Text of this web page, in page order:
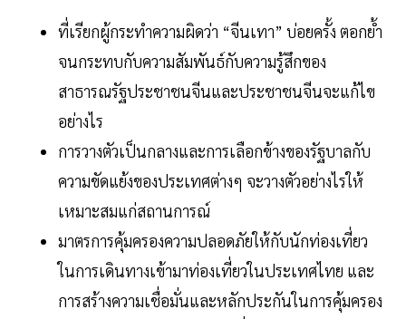
ที่เรียกผู้กระทำความผิดว่า “จีนเทา” บ่อยครั้ง ตอกย้ำ
จนกระทบกับความสัมพันธ์กับความรู้สึกของ
สาธารณรัฐประชาชนจีนและประชาชนจีนจะแก้ไข
อย่างไร
การวางตัวเป็นกลางและการเลือกข้างของรัฐบาลกับ
ความขัดแย้งของประเทศต่างๆ จะวางตัวอย่างไรให้
เหมาะสมแก่สถานการณ์
มาตรการคุ้มครองความปลอดภัยให้กับนักท่องเที่ยว
ในการเดินทางเข้ามาท่องเที่ยวในประเทศไทย และ
การสร้างความเชื่อมั่นและหลักประกันในการคุ้มครอง